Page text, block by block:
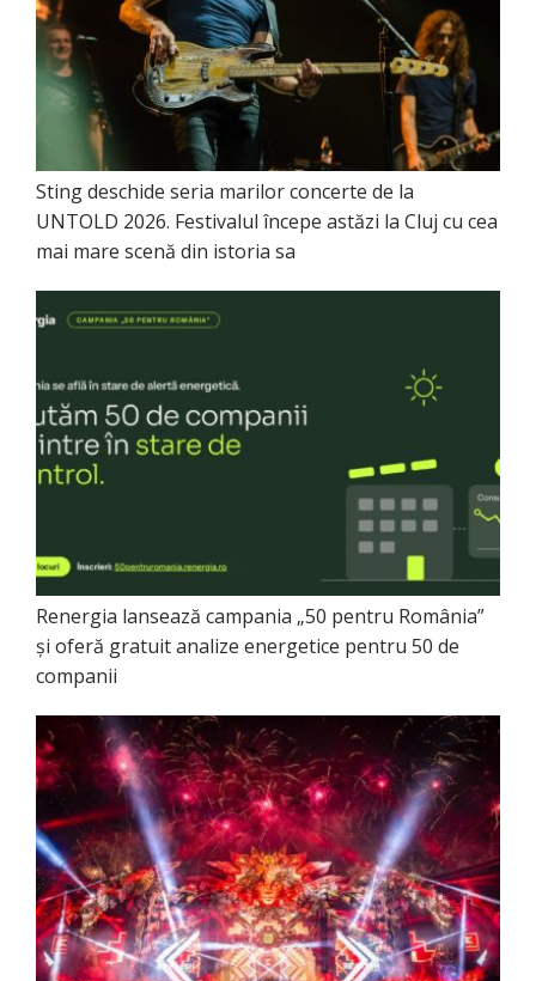
Sting deschide seria marilor concerte de la
UNTOLD 2026. Festivalul începe astăzi la Cluj cu cea
mai mare scenă din istoria sa
Renergia lansează campania „50 pentru România”
și oferă gratuit analize energetice pentru 50 de
companii